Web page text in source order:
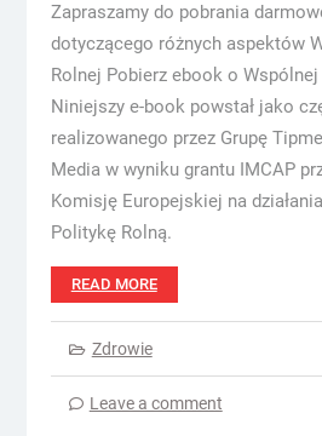
Zapraszamy do pobrania
dotyczącego różnych aspektów
Rolnej Pobierz ebook o
Niniejszy e-book powstał jako
realizowanego przez Grupę
Media w wyniku grantu IMCAP
Komisję Europejskiej na
Politykę Rolną.
READ MORE
Zdrowie
Leave a comment